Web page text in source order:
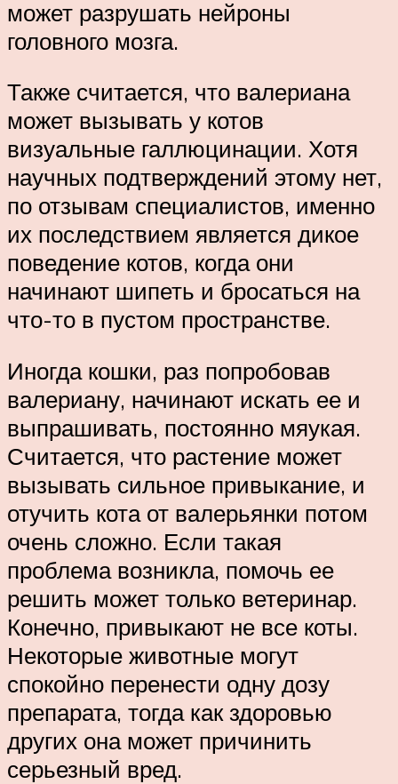
может разрушать нейроны
головного мозга.
Также считается, что валериана
может вызывать у котов
визуальные галлюцинации. Хотя
научных подтверждений этому нет,
по отзывам специалистов, именно
их последствием является дикое
поведение котов, когда они
начинают шипеть и бросаться на
что-то в пустом пространстве.
Иногда кошки, раз попробовав
валериану, начинают искать ее и
выпрашивать, постоянно мяукая.
Считается, что растение может
вызывать сильное привыкание, и
отучить кота от валерьянки потом
очень сложно. Если такая
проблема возникла, помочь ее
решить может только ветеринар.
Конечно, привыкают не все коты.
Некоторые животные могут
спокойно перенести одну дозу
препарата, тогда как здоровью
других она может причинить
серьезный вред.